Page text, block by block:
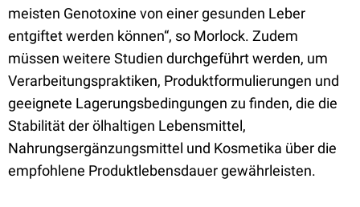
meisten Genotoxine von einer gesunden Leber
entgiftet werden können“, so Morlock. Zudem
müssen weitere Studien durchgeführt werden, um
Verarbeitungspraktiken, Produktformulierungen und
geeignete Lagerungsbedingungen zu finden, die die
Stabilität der ölhaltigen Lebensmittel,
Nahrungsergänzungsmittel und Kosmetika über die
empfohlene Produktlebensdauer gewährleisten.